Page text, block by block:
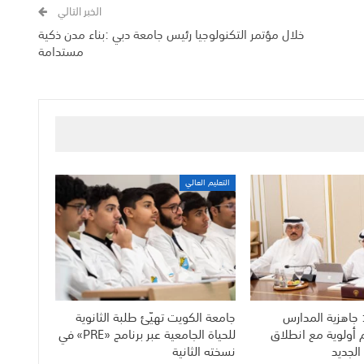
الخبر التالي
خلال مؤتمر التكنولوجيا رئيس جامعة دبي :بناء مدن ذكية
مستدامة
المدارس
أولوية مع انطلاق
التعليم العالي
جامعة الكويت تهيّئ طلبة الثانوية
للحياة الجامعية عبر برنامج «PRE» في
نسخته الثانية